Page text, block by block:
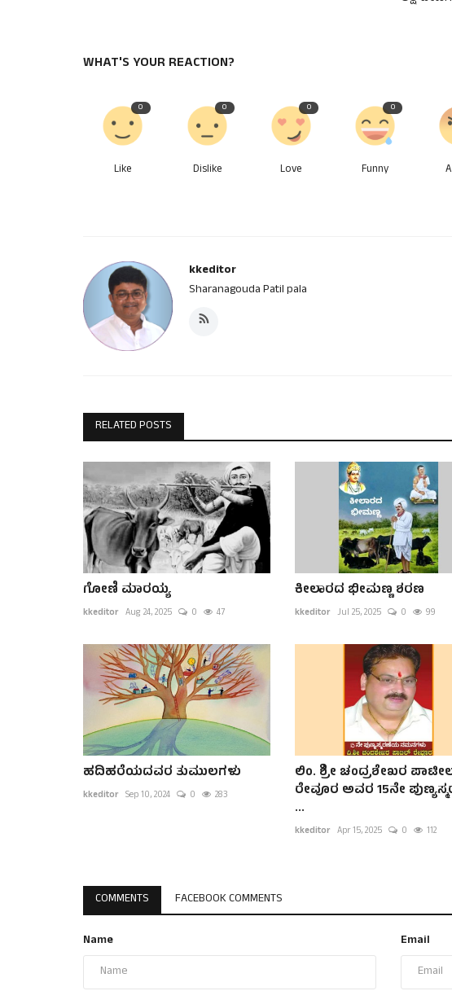
WHAT'S YOUR REACTION?
0
Like
0
Dislike
0
Love
0
Funny
kkeditor
Sharanagouda Patil pala
RELATED POSTS
ಗೋಣಿ ಮಾರಯ್ಯ
kkeditor Aug 24, 2025 0 47
ಕೀಲಾರದ ಭೀಮಣ್ಣ ಶರಣ
kkeditor Jul 25, 2025 0 99
ಹದಿಹರೆಯದವರ ತುಮುಲಗಳು
kkeditor Sep 10, 2024 0 283
ಲಿಂ. ಶ್ರೀ ಚಂದ್ರಶೇಖರ
ರೇವೂರ ಅವರ 15ನೇ
...
kkeditor Apr 15, 2025 0 112
COMMENTS FACEBOOK COMMENTS
Name Email